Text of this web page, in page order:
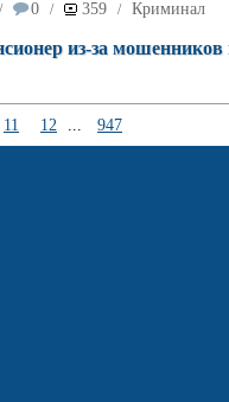
0 / 359 / Криминал
из-за
11 12 ... 947